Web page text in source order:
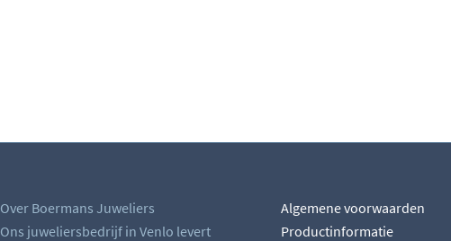
Over Boermans Juweliers
Ons juweliersbedrijf in Venlo levert
Algemene voorwaarden
Productinformatie